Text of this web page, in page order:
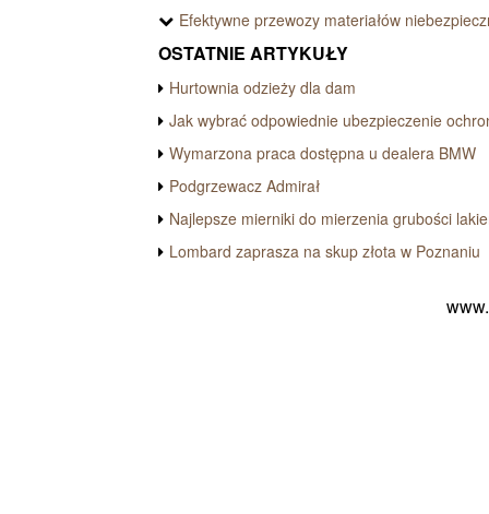
Efektywne przewozy materiałów
OSTATNIE ARTYKUŁY
Hurtownia odzieży dla dam
Jak wybrać odpowiednie ubezpieczenie
Wymarzona praca dostępna u dealera BMW
Podgrzewacz Admirał
Najlepsze mierniki do mierzenia grubości
Lombard zaprasza na skup złota w Poznaniu